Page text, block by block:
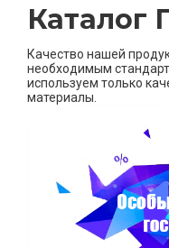
Каталог
Качество нашей
необходимым
используем только
материалы.